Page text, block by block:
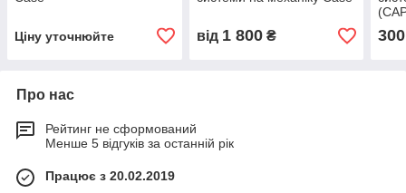
Ціну уточнюйте від 1 800₴
Про нас
Рейтинг не сформований
Менше 5 відгуків за останній рік
Працює з 20.02.2019